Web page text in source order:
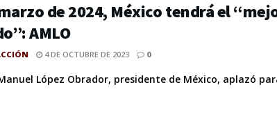
de 2024, México tendrá el
AMLO
4 DE OCTUBRE DE 2023 0
López Obrador, presidente de México, aplazó